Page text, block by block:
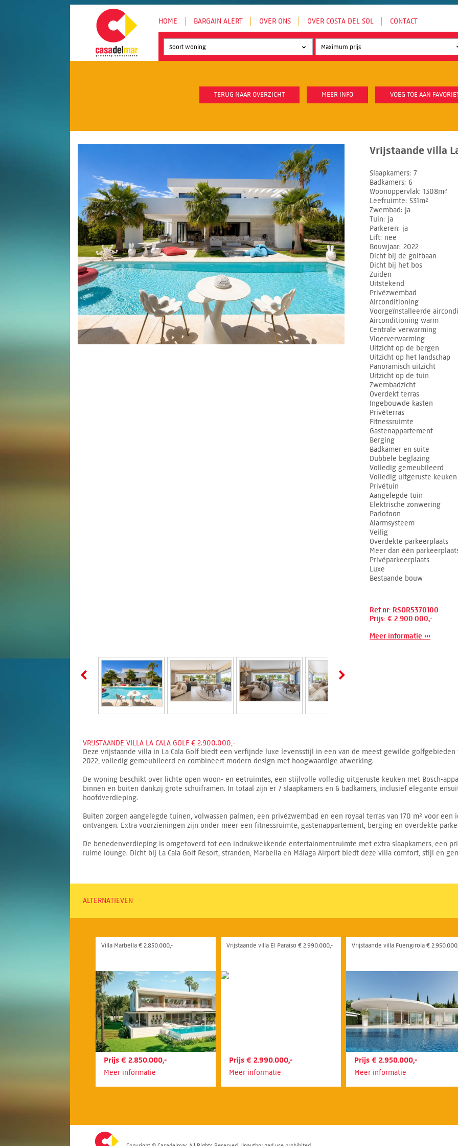
HOME BARGAIN ALERT OVER ONS OVER COSTA DEL SOL CONTACT
Soort woning
TERUG NAAR OVERZICHT MEER INFO VOEG TOE AAN
Vrijstaande villa
Slaapkamers 7
Badkamers 6
Woonoppervlak 1308m²
Leefruimte 531m²
Zwembad
ja
Tuin ja
Parkeren ja
Lift nee
Bouwjaar 2022
Dicht bij de golfbaan
Dicht bij het bos
Zuiden
Uitstekend
Privézwembad
Airconditioning
Voorgeïnstalleerde
Airconditioning warm
Centrale verwarming
Vloerverwarming
Uitzicht op de bergen
Uitzicht op het landschap
Panoramisch uitzicht
Uitzicht op de tuin
Zwembadzicht
Overdekt terras
Ingebouwde kasten
Privéterras
Fitnessruimte
Gastenappartement
Berging
Badkamer en suite
Dubbele beglazing
Volledig gemeubileerd
Volledig uitgeruste keuken
Privétuin
Aangelegde tuin
Elektrische zonwering
Parlofoon
Alarmsysteem
Veilig
Overdekte parkeerplaats
Meer dan één
Privéparkeerplaats
Luxe
Bestaande bouw
Ref.nr: RSOR5370100
Prijs: € 2.900.000,-
Meer informatie ›››
VRIJSTAANDE VILLA LA CALA GOLF € 2.900.000,-
Deze vrijstaande villa in La Cala Golf biedt een verfijnde luxe levensstijl in een van de meest gewilde golfgebieden
2022, volledig gemeubileerd en combineert modern design met hoogwaardige afwerking.
De woning beschikt over lichte open woon- en eetruimtes, een stijlvolle volledig uitgeruste keuken met Bosch-
binnen en buiten dankzij grote schuiframen. In totaal zijn er 7 slaapkamers en 6 badkamers, inclusief elegante
hoofdverdieping.
Buiten zorgen aangelegde tuinen, volwassen palmen, een privézwembad en een royaal terras van 170 m² voor
ontvangen. Extra voorzieningen zijn onder meer een fitnessruimte, gastenappartement, berging en overdekte
De benedenverdieping is omgetoverd tot een indrukwekkende entertainmentruimte met extra slaapkamers, een
ruime lounge. Dicht bij La Cala Golf Resort, stranden, Marbella en Málaga Airport biedt deze villa comfort, stijl en
ALTERNATIEVEN
Villa Marbella € 2.850.000,-
Prijs € 2.850.000,-
Meer informatie
Vrijstaande villa El Paraiso € 2.990.000,-
Prijs € 2.990.000,-
Meer informatie
Vrijstaande villa Fuengirola €
Prijs € 2.950.000,-
Meer informatie